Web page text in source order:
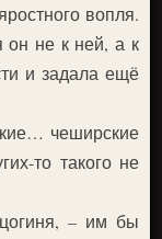
вопля.
он не к ней, а к
и задала ещё
чеширские
то такого не
– им бы